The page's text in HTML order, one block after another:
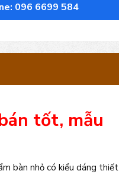
096 6699 584
tốt, mẫu
bàn nhỏ có kiểu dáng thiết